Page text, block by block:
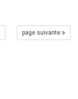
page suivante